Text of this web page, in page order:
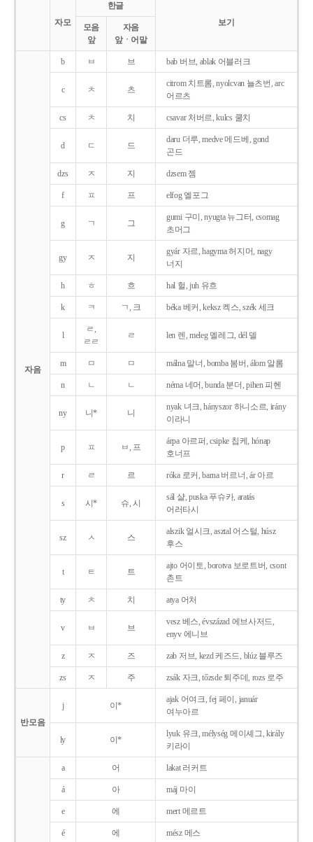
자모
한글
보기
모음
앞
자음
앞ㆍ어말
자음
b ㅂ 브 bab 버브, ablak 어블러크
c ㅊ 츠
citrom 치트롬, nyolcvan 뇰츠번, arc
어르츠
cs ㅊ 치 csavar 처버르, kulcs 쿨치
d ㄷ 드
daru 더루, medve 메드베, gond
곤드
dzs ㅈ 지 dzsem 젬
f ㅍ 프 elfog 엘포그
g ㄱ 그
gumi 구미, nyugta 뉴그터, csomag
초머그
gy ㅈ 지
gyár 자르, hagyma 허지머, nagy
너지
h ㅎ 흐 hal 헐, juh 유흐
k ㅋ ㄱ, 크 béka 베커, keksz 켁스, szék 세크
l
ㄹ,
ㄹㄹ
ㄹ len 렌, meleg 멜레그, dél 델
m ㅁ ㅁ málna 말너, bomba 봄버, álom 알롬
n ㄴ ㄴ néma 네머, bunda 분더, pihen 피헨
ny 니* 니
nyak 녀크, hányszor 하니소르, irány
이라니
p ㅍ ㅂ, 프
árpa 아르퍼, csipke 칩케, hónap
호너프
r ㄹ 르 róka 로커, barna 버르너, ár 아르
s 시* 슈, 시
sál 샬, puska 푸슈카, aratás
어러타시
sz ㅅ 스
alszik 얼시크, asztal 어스털, húsz
후스
t ㅌ 트
ajto 어이토, borotva 보로트버, csont
촌트
ty ㅊ 치 atya 어처
v ㅂ 브
vesz 베스, évszázad 에브사저드,
enyv 에니브
z ㅈ 즈 zab 저브, kezd 케즈드, blúz 블루즈
zs ㅈ 주 zsák 자크, tőzsde 퇴주데, rozs 로주
반모음
j 이*
ajak 어여크, fej 페이, január
여누아르
ly 이*
lyuk 유크, mélység 메이셰그, király
키라이
a 어 lakat 러커트
á 아 máj 마이
e 에 mert 메르트
é 에 mész 메스